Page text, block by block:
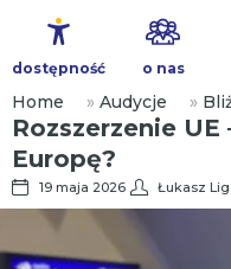
Przejdź
treści
dostępność o nas
Home » Audycje »
Rozszerzenie UE
Europę?
19 maja 2026 Łukasz